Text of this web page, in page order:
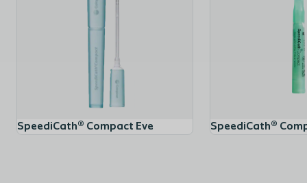
Die Vorteile des SpeediCath
• Dank der einzigartigen hydrophilen Beschichtung
sofort gebrauchsfertig (ready-to-use).
• Einfache, intuitive Anwendung
• Für reduzierte Reibung und erhöhten Komfort dank
Katheteraugen
SpeediCath® Compact Eve SpeediCath®